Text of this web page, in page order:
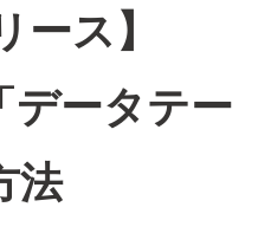
ース】
データテー
法